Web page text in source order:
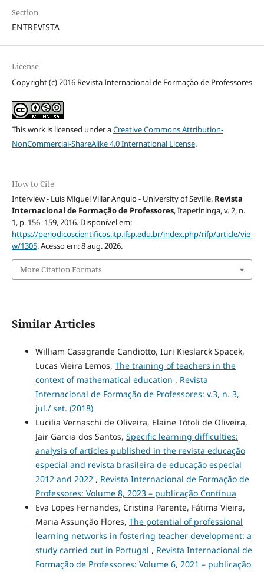
Section
ENTREVISTA
License
Copyright (c) 2016 Revista Internacional de Formação de Professores
This work is licensed under aCreative Commons Attribution-
NonCommercial-ShareAlike 4.0 International License.
How to Cite
Interview - Luis Miguel Villar Angulo - University of Seville. Revista
Internacional de Formação de Professores, Itapetininga, v. 2, n.
1, p. 156–159, 2016. Disponível em:
https://periodicoscientificos.itp.ifsp.edu.br/index.php/rifp/article/vie
w/1305. Acesso em: 8 aug. 2026.
More Citation Formats
Similar Articles
William Casagrande Candiotto, Iuri Kieslarck Spacek,
Lucas Vieira Lemos, The training of teachers in the
context of mathematical education , Revista
Internacional de Formação de Professores: v.3, n. 3,
jul./ set. (2018)
Lucilia Vernaschi de Oliveira, Elaine Tótoli de Oliveira,
Jair Garcia dos Santos, Specific learning difficulties:
analysis of articles published in the revista educação
especial and revista brasileira de educação especial
2012 and 2022 , Revista Internacional de Formação de
Professores: Volume 8, 2023 – publicação Contínua
Eva Lopes Fernandes, Cristina Parente, Fátima Vieira,
Maria Assunção Flores, The potential of professional
learning networks in fostering teacher development: a
study carried out in Portugal , Revista Internacional de
Formação de Professores: Volume 6, 2021 – publicação